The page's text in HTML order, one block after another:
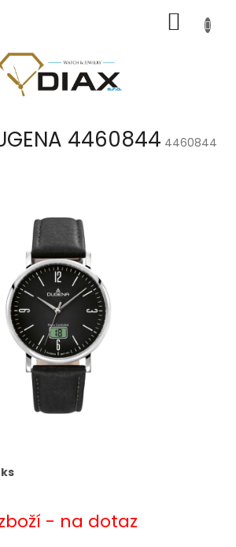
KOŠÍK
4460844 4460844
- na dotaz